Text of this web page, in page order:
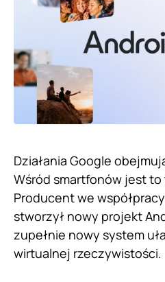
Działania Google
Wśród smartfonów jest to
Producent we
stworzył nowy projekt
zupełnie nowy system
wirtualnej rzeczywistości.